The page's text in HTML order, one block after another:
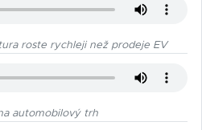
roste rychleji než prodeje EV
automobilový trh